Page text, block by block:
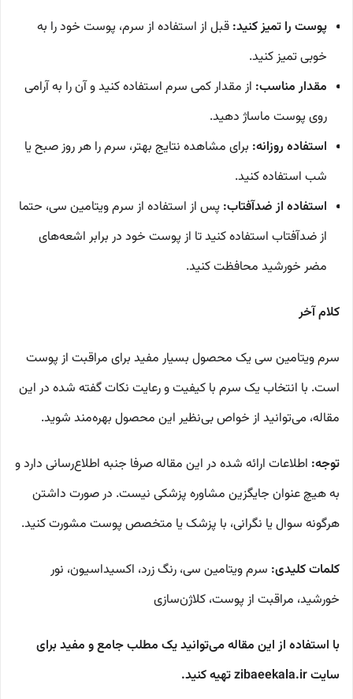
پوست را تمیز کنید: قبل از استفاده از سرم، پوست خود را به
خوبی تمیز کنید.
مقدار مناسب: از مقدار کمی سرم استفاده کنید و آن را به آرامی
روی پوست ماساژ دهید.
استفاده روزانه: برای مشاهده نتایج بهتر، سرم را هر روز صبح یا
شب استفاده کنید.
استفاده از ضدآفتاب: پس از استفاده از سرم ویتامین سی، حتما
از ضدآفتاب استفاده کنید تا از پوست خود در برابر اشعه‌های
مضر خورشید محافظت کنید.
کلام آخر
سرم ویتامین سی یک محصول بسیار مفید برای مراقبت از پوست
است. با انتخاب یک سرم با کیفیت و رعایت نکات گفته شده در این
مقاله، می‌توانید از خواص بی‌نظیر این محصول بهره‌مند شوید.
توجه: اطلاعات ارائه شده در این مقاله صرفا جنبه اطلاع‌رسانی دارد و
به هیچ عنوان جایگزین مشاوره پزشکی نیست. در صورت داشتن
هرگونه سوال یا نگرانی، با پزشک یا متخصص پوست مشورت کنید.
کلمات کلیدی: سرم ویتامین سی، رنگ زرد، اکسیداسیون، نور
خورشید، مراقبت از پوست، کلاژن‌سازی
با استفاده از این مقاله می‌توانید یک مطلب جامع و مفید برای
سایت zibaeekala.ir تهیه کنید.